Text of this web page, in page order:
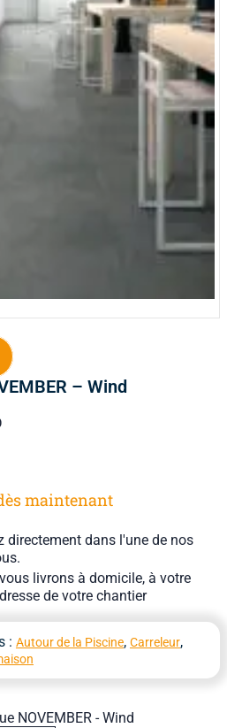
– Wind
maintenant
directement dans l'une de nos
livrons à domicile, à votre
de votre chantier
: Autour de la Piscine, Carreleur,
NOVEMBER - Wind